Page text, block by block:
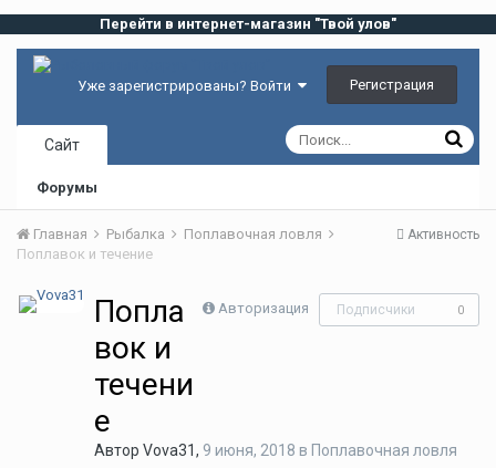
Перейти в интернет-магазин "Твой улов"
Уже зарегистрированы? Войти Регистрация
Сайт
Форумы
Активность
Главная Рыбалка
Поплавочная ловля
Поплавок и течение
Авторизация Подписчики 0
Попла
вок и
течени
е
Автор Vova31, 9 июня, 2018 в Поплавочная ловля